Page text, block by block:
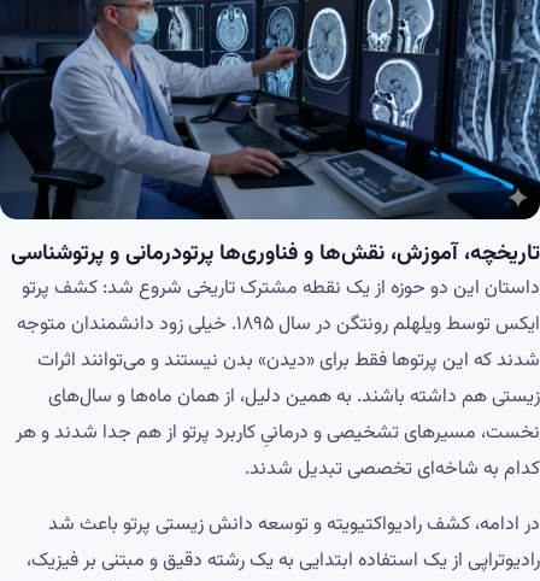
تاریخچه، آموزش، نقش‌ها و فناوری‌ها پرتودرمانی و پرتوشناسی
داستان این دو حوزه از یک نقطه مشترک تاریخی شروع شد: کشف پرتو
ایکس توسط ویلهلم رونتگن در سال ۱۸۹۵. خیلی زود دانشمندان متوجه
شدند که این پرتوها فقط برای «دیدن» بدن نیستند و می‌توانند اثرات
زیستی هم داشته باشند. به همین دلیل، از همان ماه‌ها و سال‌های
نخست، مسیرهای تشخیصی و درمانیِ کاربرد پرتو از هم جدا شدند و هر
کدام به شاخه‌ای تخصصی تبدیل شدند.
در ادامه، کشف رادیواکتیویته و توسعه دانش زیستی پرتو باعث شد
رادیوتراپی از یک استفاده ابتدایی به یک رشته دقیق و مبتنی بر فیزیک،